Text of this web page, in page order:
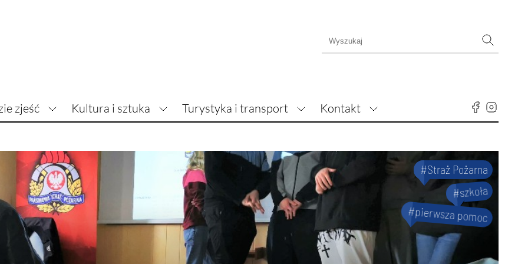
zjeść Kultura i sztuka Turystyka i transport Kontakt
#Straż Pożarna
#szkoła
#pierwsza pomoc